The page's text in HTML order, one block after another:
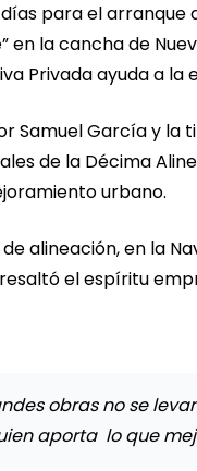
para el arranque
en la cancha de
Privada ayuda a
Samuel García y la
de la Décima
urbano.
alineación, en la
el espíritu
obras no se
aporta lo que